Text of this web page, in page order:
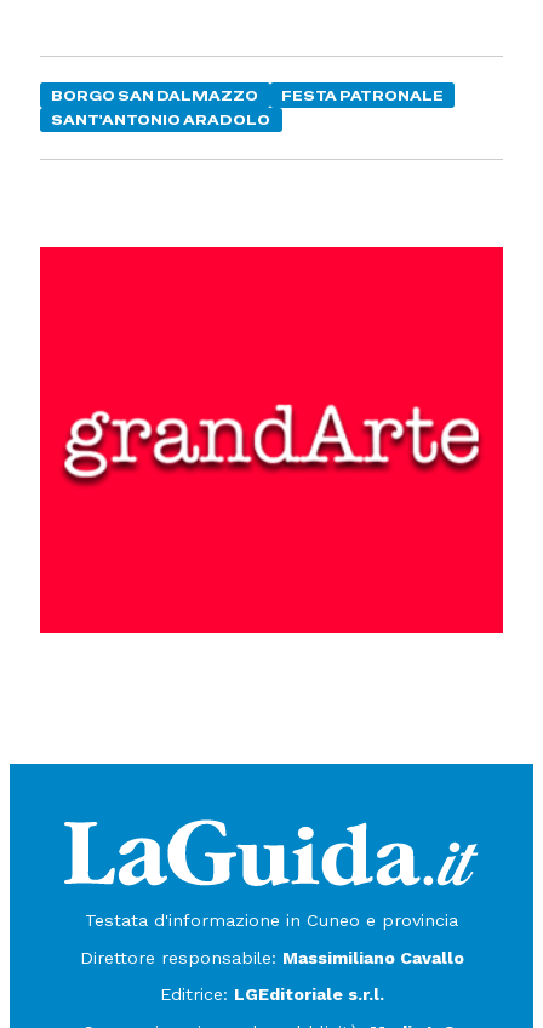
BORGO SAN DALMAZZO
FESTA PATRONALE
SANT'ANTONIO ARADOLO
Testata d'informazione in Cuneo e provincia
Direttore responsabile: Massimiliano Cavallo
Editrice: LGEditoriale s.r.l.